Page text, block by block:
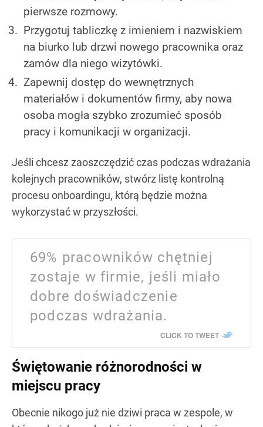
pierwsze rozmowy.
Przygotuj tabliczkę z imieniem i nazwiskiem
na biurko lub drzwi nowego pracownika oraz
zamów dla niego wizytówki.
Zapewnij dostęp do wewnętrznych
materiałów i dokumentów firmy, aby nowa
osoba mogła szybko zrozumieć sposób
pracy i komunikacji w organizacji.
Jeśli chcesz zaoszczędzić czas podczas wdrażania
kolejnych pracowników, stwórz listę kontrolną
procesu onboardingu, którą będzie można
wykorzystać w przyszłości.
69% pracowników chętniej
zostaje w firmie, jeśli miało
dobre doświadczenie
podczas wdrażania.
CLICK TO TWEET
Świętowanie różnorodności w
miejscu pracy
Obecnie nikogo już nie dziwi praca w zespole, w